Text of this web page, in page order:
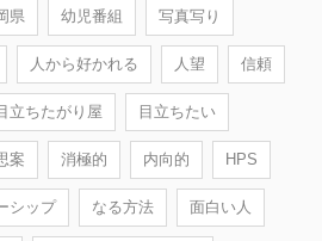
県 幼児番組 写真写り
人から好かれる 人望 信頼
立ちたがり屋 目立ちたい
案 消極的 内向的 HPS
シップ なる方法 面白い人